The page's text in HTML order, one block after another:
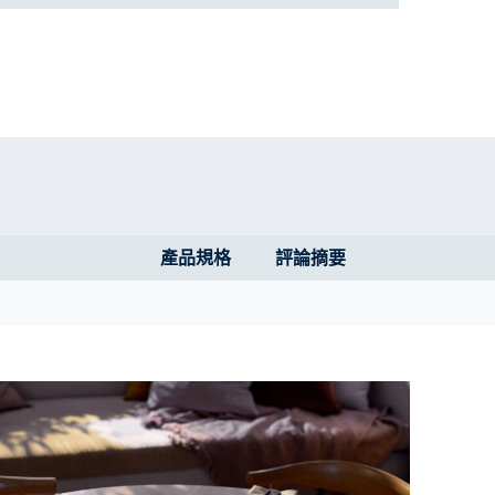
產品規格 評論摘要